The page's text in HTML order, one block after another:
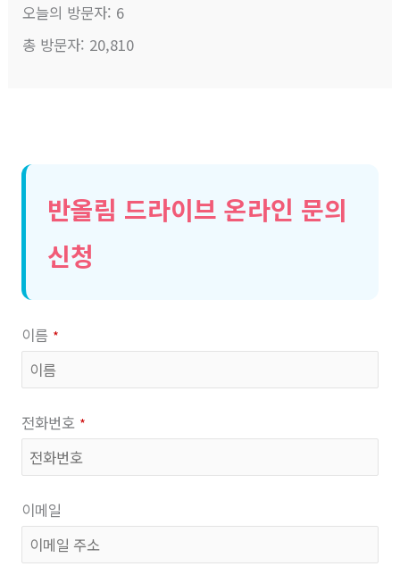
오늘의 방문자: 6
총 방문자: 20,810
반올림 드라이브 온라인 문의
신청
이름 *
전화번호 *
이메일